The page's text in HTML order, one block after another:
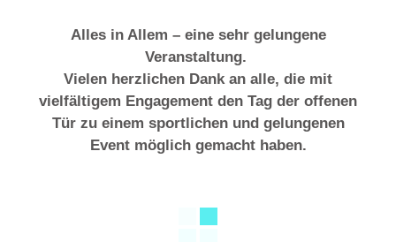
Alles in Allem – eine sehr gelungene
Veranstaltung.
Vielen herzlichen Dank an alle, die mit
vielfältigem Engagement den Tag der offenen
Tür zu einem sportlichen und gelungenen
Event möglich gemacht haben.